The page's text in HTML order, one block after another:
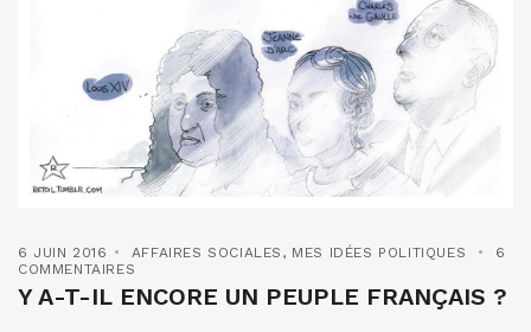
6 JUIN 2016 AFFAIRES SOCIALES , MES IDÉES POLITIQUES
6
COMMENTAIRES
Y A-T-IL ENCORE UN PEUPLE FRANÇAIS ?